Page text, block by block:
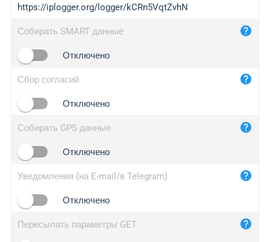
iplogger.com
maper.info
2no.co
yip.su
iplogger.info
https://iplogger.org/logger/kCRn5VqtZvhN
Собирать SMART данные
Отключено
Сбор согласий
Отключено
Собирать GPS данные
Отключено
Уведомления (на E-mail/в Telegram)
Отключено
Пересылать параметры GET